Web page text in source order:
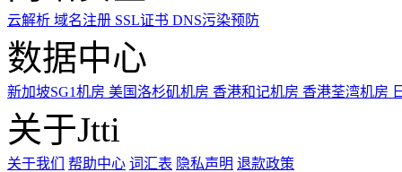
云解析 域名注册 SSL证书 DNS污染预防
数据中心
新加坡SG1机房 美国洛杉矶机房 香港和记机房 香港荃湾机房
关于Jtti
关于我们 帮助中心 词汇表 隐私声明 退款政策